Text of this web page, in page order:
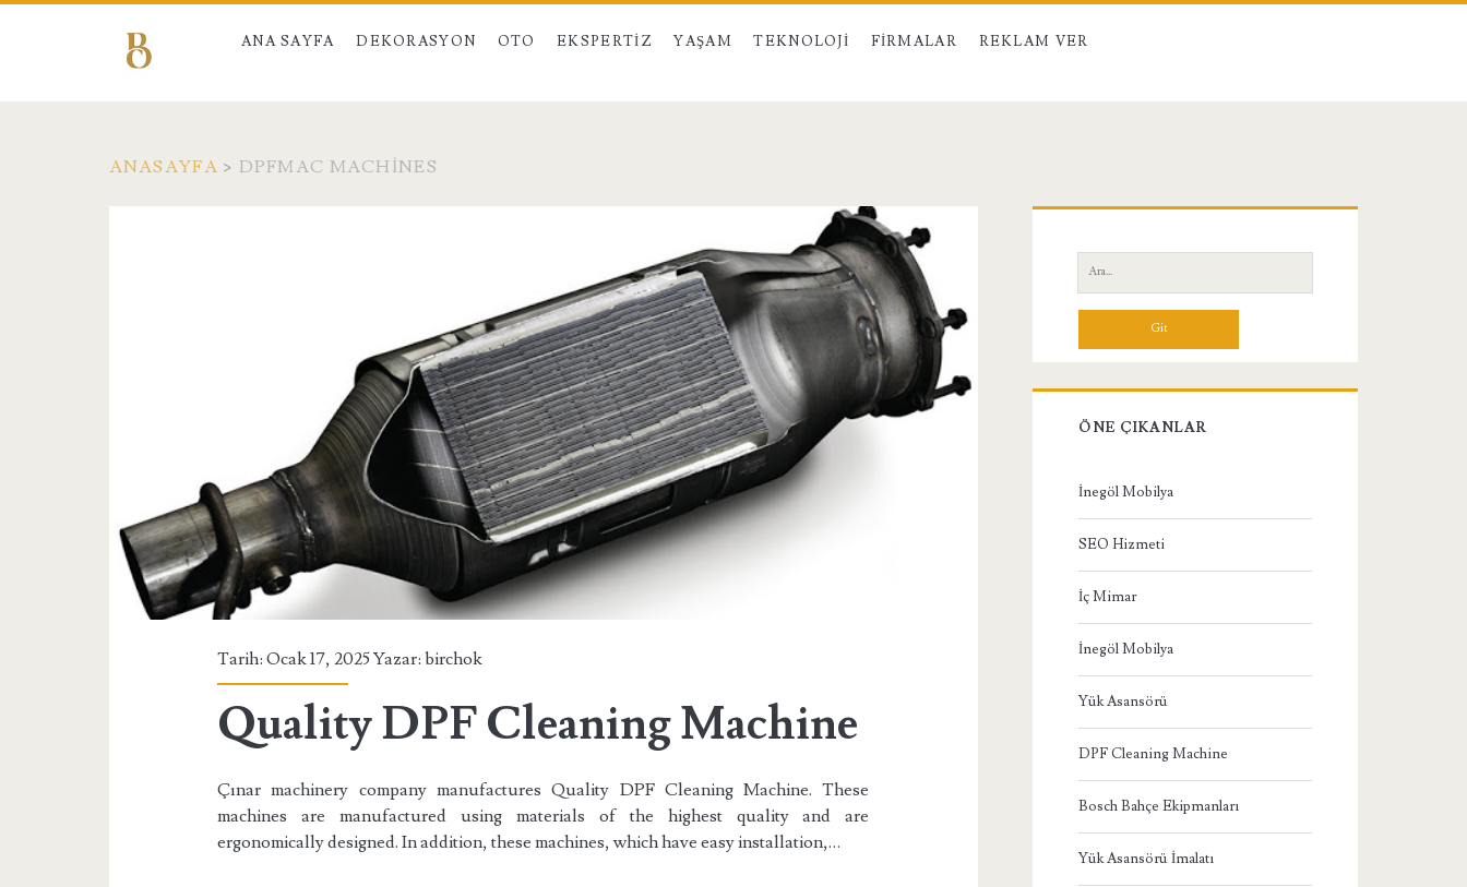
ANA SAYFA DEKORASYON OTO EKSPERTIZ YAŞAM TEKNOLOJI FIRMALAR REKLAM VER
ANASAYFA > DPFMAC MACHINES
Machines</span>
Tarih: Ocak 17, 2025 Yazar:birchok
Quality DPF Cleaning Machine
Çınar machinery company manufactures Quality DPF Cleaning Machine. These
machines are manufactured using materials of the highest quality and are
ergonomically designed. In addition, these machines, which have easy installation,…
Yan
Menü
Ara:
ÖNE ÇIKANLAR
İnegöl Mobilya
SEO Hizmeti
İç Mimar
İnegöl Mobilya
Yük Asansörü
DPF Cleaning Machine
Bosch Bahçe Ekipmanları
Yük Asansörü İmalatı